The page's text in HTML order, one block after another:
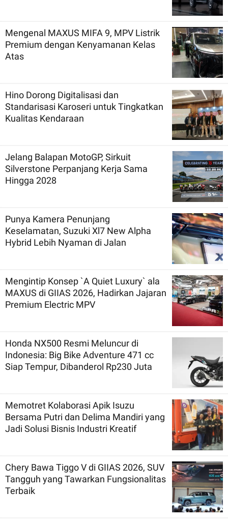
Mengenal MAXUS MIFA 9, MPV Listrik
Premium dengan Kenyamanan Kelas
Atas
Hino Dorong Digitalisasi dan
Standarisasi Karoseri untuk Tingkatkan
Kualitas Kendaraan
Jelang Balapan MotoGP, Sirkuit
Silverstone Perpanjang Kerja Sama
Hingga 2028
Punya Kamera Penunjang
Keselamatan, Suzuki Xl7 New Alpha
Hybrid Lebih Nyaman di Jalan
Mengintip Konsep `A Quiet Luxury` ala
MAXUS di GIIAS 2026, Hadirkan Jajaran
Premium Electric MPV
Honda NX500 Resmi Meluncur di
Indonesia: Big Bike Adventure 471 cc
Siap Tempur, Dibanderol Rp230 Juta
Memotret Kolaborasi Apik Isuzu
Bersama Putri dan Delima Mandiri yang
Jadi Solusi Bisnis Industri Kreatif
Chery Bawa Tiggo V di GIIAS 2026, SUV
Tangguh yang Tawarkan Fungsionalitas
Terbaik